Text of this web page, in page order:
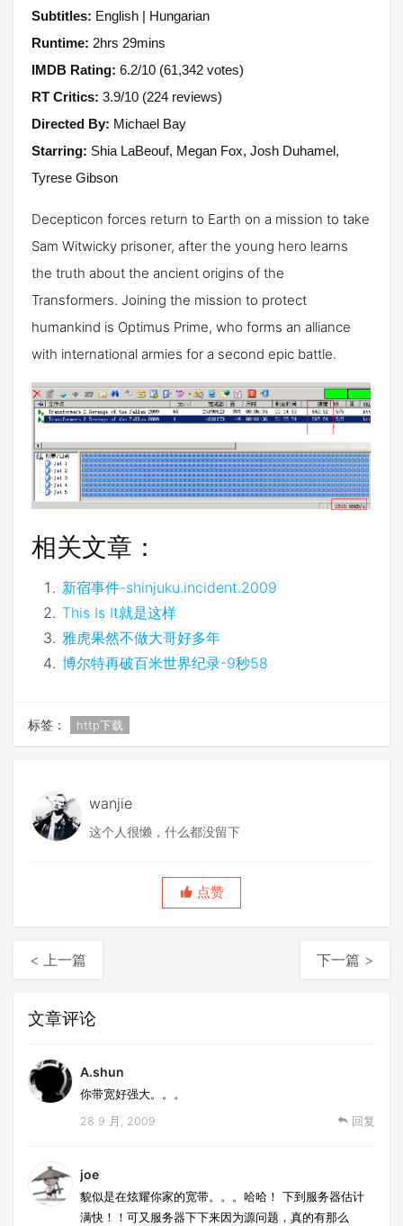
Subtitles: English | Hungarian
Runtime: 2hrs 29mins
IMDB Rating: 6.2/10 (61,342 votes)
RT Critics: 3.9/10 (224 reviews)
Directed By: Michael Bay
Starring: Shia LaBeouf, Megan Fox, Josh Duhamel,
Tyrese Gibson
Decepticon forces return to Earth on a mission to take
Sam Witwicky prisoner, after the young hero learns
the truth about the ancient origins of the
Transformers. Joining the mission to protect
humankind is Optimus Prime, who forms an alliance
with international armies for a second epic battle.
相关文章：
新宿事件-shinjuku.incident.2009
This Is It就是这样
雅虎果然不做大哥好多年
博尔特再破百米世界纪录-9秒58
标签： http下载
wanjie
这个人很懒，什么都没留下
点赞
< 上一篇 下一篇 >
文章评论
A.shun
你带宽好强大。。。
28 9 月, 2009 回复
joe
貌似是在炫耀你家的宽带。。。哈哈！ 下到服务器估计
满快！！可又服务器下下来因为源问题，真的有那么